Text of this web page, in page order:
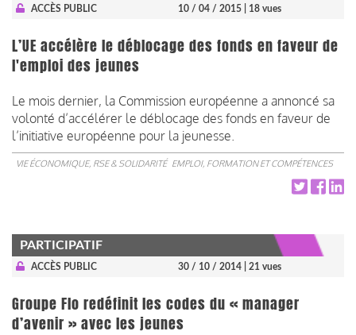
ACCÈS PUBLIC 10 / 04 / 2015 | 18 vues
L’UE accélère le déblocage des fonds en faveur de
l'emploi des jeunes
Le mois dernier, la Commission européenne a annoncé sa
volonté d’accélérer le déblocage des fonds en faveur de
l’initiative européenne pour la jeunesse.
VIE ÉCONOMIQUE, RSE & SOLIDARITÉ EMPLOI, FORMATION ET COMPÉTENCES
PARTICIPATIF
ACCÈS PUBLIC 30 / 10 / 2014 | 21 vues
Groupe Flo redéfinit les codes du « manager
d’avenir » avec les jeunes